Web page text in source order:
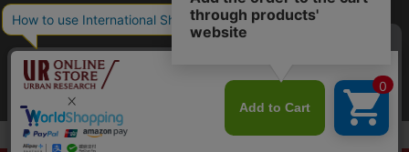
©URBAN RESEARCH Co., Ltd.All rights Reserved.